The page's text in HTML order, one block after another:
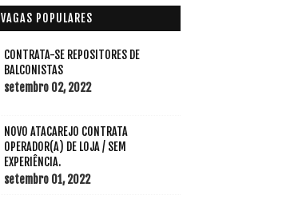
VAGAS POPULARES
CONTRATA-SE REPOSITORES DE
BALCONISTAS
setembro 02, 2022
NOVO ATACAREJO CONTRATA
OPERADOR(A) DE LOJA / SEM
EXPERIÊNCIA.
setembro 01, 2022